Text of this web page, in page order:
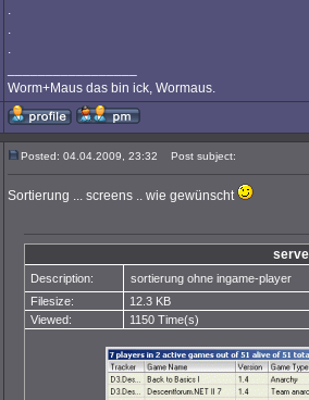
.
.
.
Worm+Maus das bin ick, Wormaus.
Posted: 04.04.2009, 23:32 Post subject:
Sortierung ... screens .. wie gewünscht
Description:
sortierung ohne ingame-player
Filesize:
12.3 KB
Viewed:
1150 Time(s)